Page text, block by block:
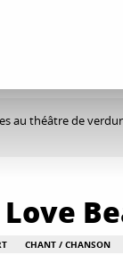
au théâtre de
Love
CHANT / CHANSON